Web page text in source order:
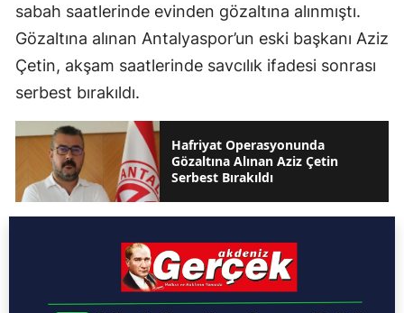
sabah saatlerinde evinden gözaltına alınmıştı.
Gözaltına alınan Antalyaspor’un eski başkanı Aziz
Çetin, akşam saatlerinde savcılık ifadesi sonrası
serbest bırakıldı.
Hafriyat Operasyonunda
Gözaltına Alınan Aziz Çetin
Serbest Bırakıldı